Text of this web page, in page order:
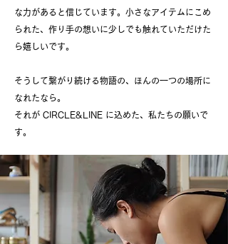
な力があると信じています。​小さなアイテムにこめ
られた、作り手の想いに少しでも触れていただけた
ら嬉しいです。
そうして繋がり続ける物語の、ほんの一つの場所に
なれたなら。
それが CIRCLE&LINE に込めた、私たちの願いで
す。